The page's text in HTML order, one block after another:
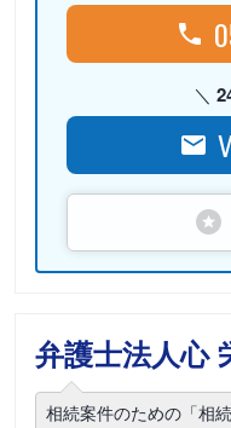
弁護士法人心
相続案件のための「相